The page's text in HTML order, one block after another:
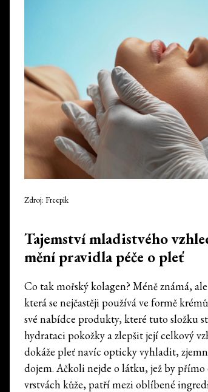
Zdroj: Freepik
Tajemství mladistvého
mění pravidla péče o pleť
Co tak mořský kolagen? Méně známá,
která se nejčastěji používá ve formě
své nabídce produkty, které tuto složku
hydrataci pokožky a zlepšit její celkový
dokáže pleť navíc opticky vyhladit,
dojem. Ačkoli nejde o látku, jež by
vrstvách kůže, patří mezi oblíbené